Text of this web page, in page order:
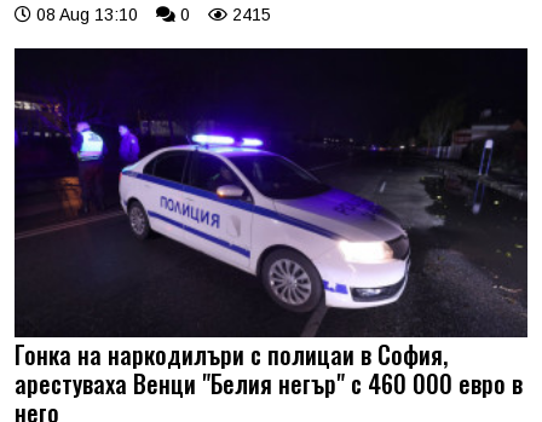
08 Aug 13:10 0 2415
Гонка на наркодилъри с полицаи в София,
арестуваха Венци "Белия негър" с 460 000 евро в
него